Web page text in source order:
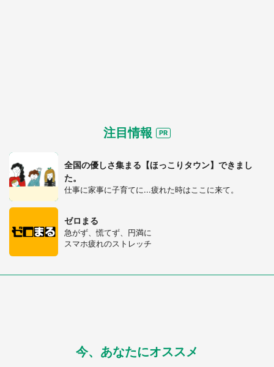
注目情報
全国の優しさ集まる【ほっこりタウン】できまし
た。
仕事に家事に子育てに...疲れた時はここに来て。
ゼロまる
急がず、慌てず、円満に
スマホ疲れのストレッチ
今、あなたにオススメ